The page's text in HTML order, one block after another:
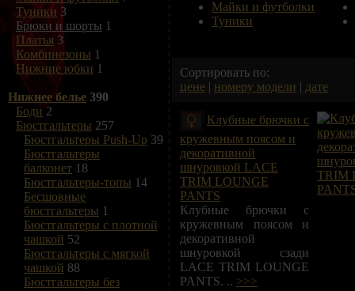
Туники 3
Брюки и шорты 1
Платья 3
Комбинезоны 1
Нижние юбки 1
Нижнее белье 390
Боди 2
Бюстгальтеры 257
Бюстгальтеры Push-Up 39
Бюстгальтеры
балконет 18
Бюстгальтеры-топы 14
Бесшовные
бюстгальтеры 1
Бюстгальтеры с плотной
чашкой 52
Бюстгальтеры с мягкой
чашкой 88
Бюстгальтеры без
Майки и футболки
Туники
Сортировать по:
цене | номеру модели | дате
Клубные брючки с
кружевным поясом и
декоративной
шнуровкой LACE
TRIM LOUNGE
PANTS
Клубные брючки с
кружевным поясом и
декоративной
шнуровкой сзади
LACE TRIM LOUNGE
PANTS. .. >>>